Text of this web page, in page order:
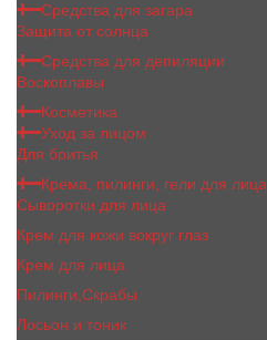
Средства для загара
Защита от солнца
Средства для депиляции
Воскоплавы
Косметика
Уход за лицом
Для бритья
Крема, пилинги, гели для лица
Сыворотки для лица
Крем для кожи вокруг глаз
Крем для лица
Пилинги,Скрабы
Лосьон и тоник